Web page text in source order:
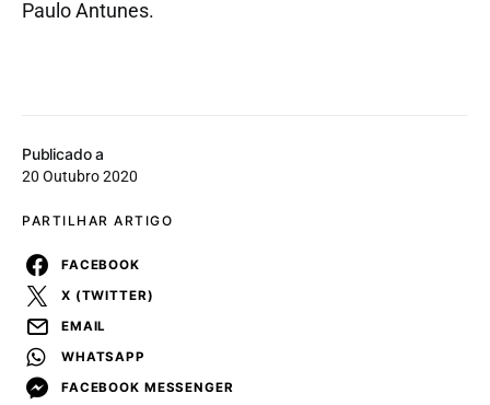
Publicado a
20 Outubro 2020
PARTILHAR ARTIGO
FACEBOOK
X (TWITTER)
EMAIL
WHATSAPP
FACEBOOK MESSENGER
Paulo Antunes.